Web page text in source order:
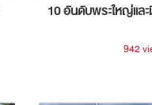
10 อันดับพระใหญ่และ
942